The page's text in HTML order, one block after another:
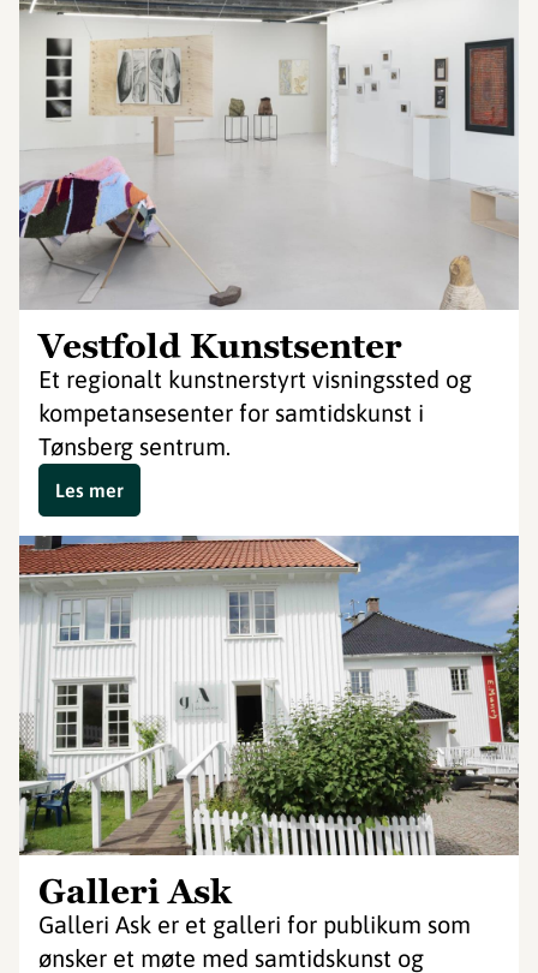
Vestfold Kunstsenter
Et regionalt kunstnerstyrt visningssted og
kompetansesenter for samtidskunst i
Tønsberg sentrum.
Les mer
Galleri Ask
Galleri Ask er et galleri for publikum som
ønsker et møte med samtidskunst og